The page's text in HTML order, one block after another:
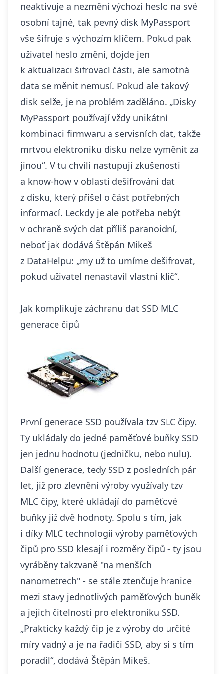
neaktivuje a nezmění výchozí heslo na své
osobní tajné, tak pevný disk MyPassport
vše šifruje s výchozím klíčem. Pokud pak
uživatel heslo změní, dojde jen
k aktualizaci šifrovací části, ale samotná
data se měnit nemusí. Pokud ale takový
disk selže, je na problém zaděláno. „Disky
MyPassport používají vždy unikátní
kombinaci firmwaru a servisních dat, takže
mrtvou elektroniku disku nelze vyměnit za
jinou“. V tu chvíli nastupují zkušenosti
a know-how v oblasti dešifrování dat
z disku, který přišel o část potřebných
informací. Leckdy je ale potřeba nebýt
v ochraně svých dat příliš paranoidní,
neboť jak dodává Štěpán Mikeš
z DataHelpu: „my už to umíme dešifrovat,
pokud uživatel nenastavil vlastní klíč“.
Jak komplikuje záchranu dat SSD MLC
generace čipů
První generace SSD používala tzv SLC čipy.
Ty ukládaly do jedné paměťové buňky SSD
jen jednu hodnotu (jedničku, nebo nulu).
Další generace, tedy SSD z posledních pár
let, již pro zlevnění výroby využívaly tzv
MLC čipy, které ukládají do paměťové
buňky již dvě hodnoty. Spolu s tím, jak
i díky MLC technologii výroby paměťových
čipů pro SSD klesají i rozměry čipů - ty jsou
vyráběny takzvaně "na menších
nanometrech" - se stále ztenčuje hranice
mezi stavy jednotlivých paměťových buněk
a jejich čitelností pro elektroniku SSD.
„Prakticky každý čip je z výroby do určité
míry vadný a je na řadiči SSD, aby si s tím
poradil“, dodává Štěpán Mikeš.